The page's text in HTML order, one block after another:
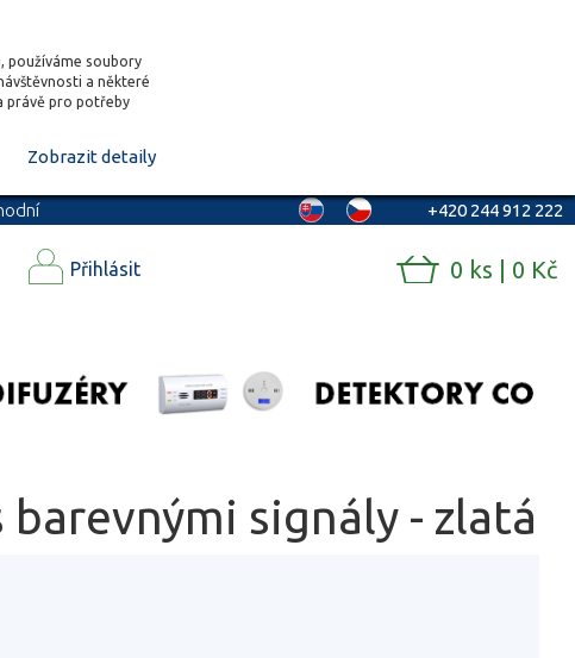
používáme soubory
a některé
právě pro potřeby
Zobrazit detaily
+420 244 912 222
Přihlásit 0 ks | 0 Kč
barevnými signály - zlatá